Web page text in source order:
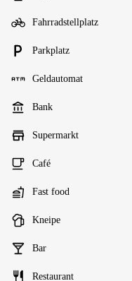
Fahrradstellplatz
Parkplatz
Geldautomat
Bank
Supermarkt
Café
Fast food
Kneipe
Bar
Restaurant